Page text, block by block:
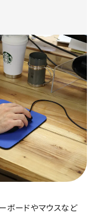
ボードやマウスなど